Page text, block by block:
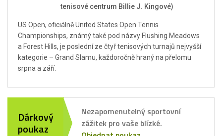
tenisové centrum Billie J. Kingové)
US Open, oficiálně United States Open Tennis
Championships, známý také pod názvy Flushing Meadows
a Forest Hills, je poslední ze čtyř tenisových turnajů nejvyšší
kategorie – Grand Slamu, každoročně hraný na přelomu
srpna a září.
Dárkový
poukaz
Nezapomenutelný sportovní
zážitek pro vaše blízké.